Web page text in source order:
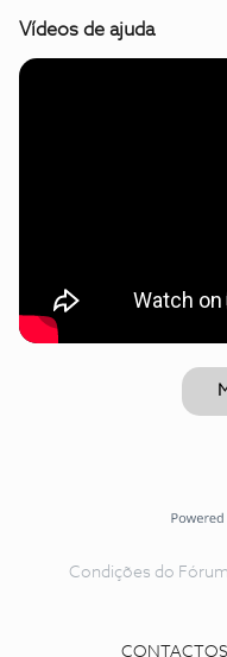
Vídeos de ajuda
Condições do
CONTACTOS